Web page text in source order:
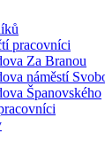
pracovníci
Za Branou
náměstí
Španovského